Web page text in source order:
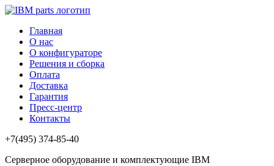
Главная
О нас
О конфигураторе
Решения и сборка
Оплата
Доставка
Гарантия
Пресс-центр
Контакты
+7(495) 374-85-40
Серверное оборудование и комплектующие IBM